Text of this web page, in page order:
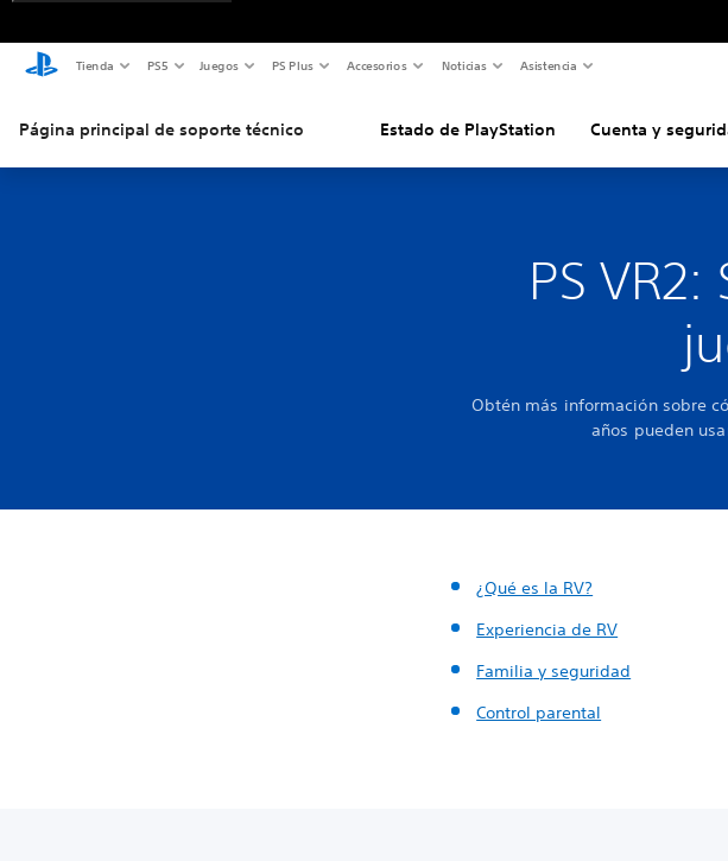
Tienda PS5 Juegos PS Plus Accesorios Noticias Asistencia
Página principal de soporte técnico Estado de PlayStation Cuenta y
PS
Obtén más información sobre
años pueden
¿Qué es la RV?
Experiencia de RV
Familia y seguridad
Control parental